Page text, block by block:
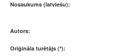
Nosaukums (latviešu):
Autors:
Oriģināla turētājs (*):